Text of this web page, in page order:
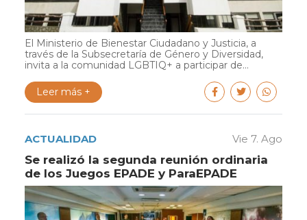
El Ministerio de Bienestar Ciudadano y Justicia, a
través de la Subsecretaría de Género y Diversidad,
invita a la comunidad LGBTIQ+ a participar de...
Leer más +
ACTUALIDAD Vie 7. Ago
Se realizó la segunda reunión ordinaria
de los Juegos EPADE y ParaEPADE